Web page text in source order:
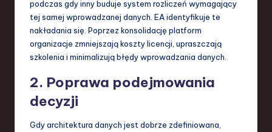
podczas gdy inny buduje system rozliczeń wymagający
tej samej wprowadzanej danych. EA identyfikuje te
nakładania się. Poprzez konsolidację platform
organizacje zmniejszają koszty licencji, upraszczają
szkolenia i minimalizują błędy wprowadzania danych.
2. Poprawa podejmowania
decyzji
Gdy architektura danych jest dobrze zdefiniowana,